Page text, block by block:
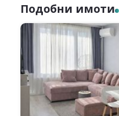
Подобни имоти